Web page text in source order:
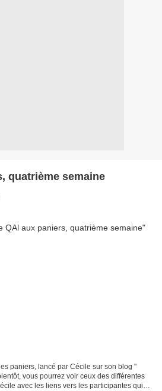
quatrième semaine
paniers, lancé par Cécile sur son blog "
vous pourrez voir ceux des différentes
avec les liens vers les participantes qui